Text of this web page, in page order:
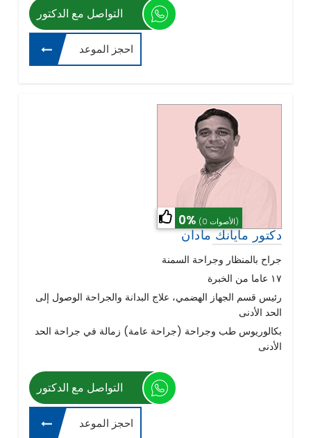
التواصل مع الدكتور
احجز الموعد
0% (0 الأصوات)
دكتور مايانك مادان
جراح بالمنظار وجراحة السمنة
١٧ عاما من الخبرة
رئيس قسم الجهاز الهضمي، علاج البدانة والجراحة الوصول إلى
الحد الأدنى
بكالوريوس طب وجراحة (جراحة عامة) زمالة في جراحة الحد
الأدنى
التواصل مع الدكتور
احجز الموعد